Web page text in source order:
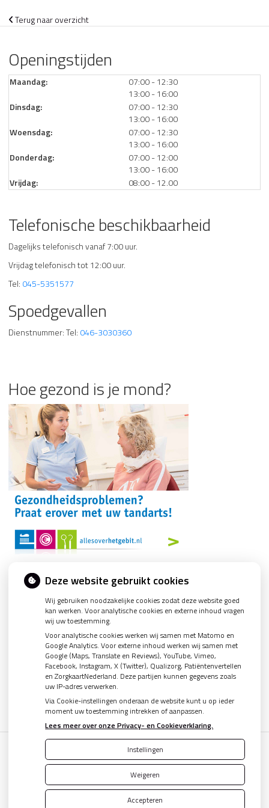
Terug naar overzicht
Openingstijden
Maandag: 07:00tot
- 12:30
13:00tot
- 16:00
Dinsdag:
07:00tot
- 12:30
13:00tot
- 16:00
Woensdag:
07:00tot
- 12:30
13:00tot
- 16:00
Donderdag:
07:00tot
- 12:00
13:00tot
- 16:00
Vrijdag:
08:00 - 12.00
Telefonische beschikbaarheid
Dagelijks telefonisch vanaf 7:00 uur.
Vrijdag telefonisch tot 12:00 uur.
Tel: 045-5351577
Spoedgevallen
Dienstnummer: Tel: 046-3030360
Hoe gezond is je mond?
Nieuws
Let op: valse Infomedics-mails over openstaande rekening
Tanden bleken? Laat het veilig doen!
Gezond tandvlees: de basis voor een gezonde mond
Naar de tandarts in het buitenland? Wees op je hoede!
(Mond)zorgkosten gemaakt in 2025? Check of die aftrekbaar zijn
Uw Zorg Online|Beheer
Cookie-instellingen
Deze website gebruikt cookies
Wij gebruiken noodzakelijke cookies zodat deze website goed
kan werken. Voor analytische cookies en externe inhoud vragen
wij uw toestemming.
Voor analytische cookies werken wij samen met Matomo en
Google Analytics. Voor externe inhoud werken wij samen met
Google (Maps, Translate en Reviews), YouTube, Vimeo,
Facebook, Instagram, X (Twitter), Qualizorg, Patiëntenvertellen
en ZorgkaartNederland. Deze partijen kunnen gegevens zoals
uw IP-adres verwerken.
Via Cookie-instellingen onderaan de website kunt u op ieder
moment uw toestemming intrekken of aanpassen.
Lees meer over onze Privacy- en Cookieverklaring.
Instellingen
Weigeren
Accepteren